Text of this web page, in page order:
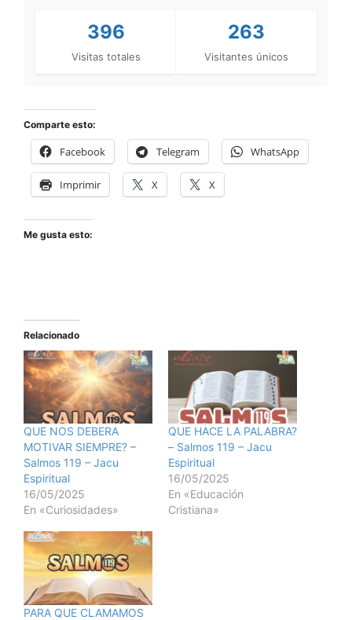
396
Visitas totales
263
Visitantes únicos
Comparte esto:
Facebook Telegram WhatsApp
Imprimir X X
Me gusta esto:
Relacionado
QUE NOS DEBERA
MOTIVAR SIEMPRE? –
Salmos 119 – Jacu
Espiritual
16/05/2025
En «Curiosidades»
QUE HACE LA PALABRA?
– Salmos 119 – Jacu
Espiritual
16/05/2025
En «Educación
Cristiana»
PARA QUE CLAMAMOS